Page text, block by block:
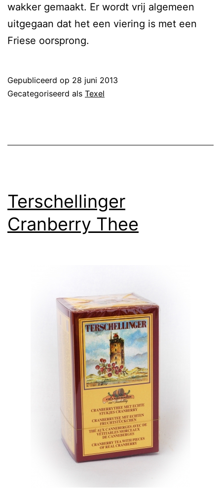
wakker gemaakt. Er wordt vrij algemeen
uitgegaan dat het een viering is met een
Friese oorsprong.
Gepubliceerd op 28 juni 2013
Gecategoriseerd als Texel
Terschellinger
Cranberry Thee